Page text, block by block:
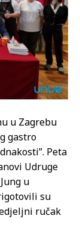
u Zagrebu
gastro
Peta
Udruge
u
su
ručak